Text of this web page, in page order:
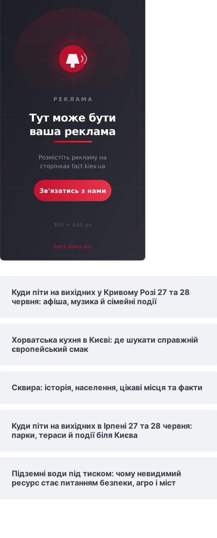
Куди піти на вихідних у Кривому Розі 27 та 28
червня: афіша, музика й сімейні події
Хорватська кухня в Києві: де шукати справжній
європейський смак
Сквира: історія, населення, цікаві місця та факти
Куди піти на вихідних в Ірпені 27 та 28 червня:
парки, тераси й події біля Києва
Підземні води під тиском: чому невидимий
ресурс стає питанням безпеки, агро і міст